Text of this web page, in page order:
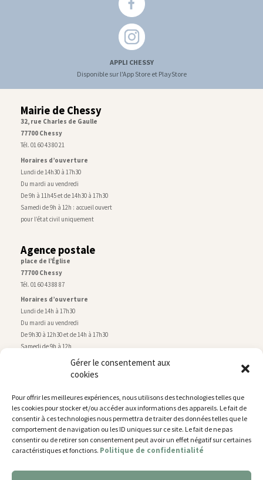
Gérer le consentement aux
cookies
Pour offrir les meilleures expériences, nous utilisons des technologies telles que
les cookies pour stocker et/ou accéder aux informations des appareils. Le fait de
consentir à ces technologies nous permettra de traiter des données telles que le
comportement de navigation ou les ID uniques sur ce site. Le fait de ne pas
consentir ou de retirer son consentement peut avoir un effet négatif sur certaines
caractéristiques et fonctions. Politique de confidentialité
APPLI CHESSY
Disponible sur l'App Store et PlayStore
Mairie de Chessy
32, rue Charles de Gaulle
77700 Chessy
Tél. 01 60 43 80 21
Horaires d’ouverture
Lundi de 14h30 à 17h30
Du mardi au vendredi
De 9h à 11h45 et de 14h30 à 17h30
Samedi de 9h à 12h : accueil ouvert
pour l’état civil uniquement
Agence postale
place de l’Église
77700 Chessy
Tél. 01 60 43 88 87
Horaires d’ouverture
Lundi de 14h à 17h30
Du mardi au vendredi
De 9h30 à 12h30 et de 14h à 17h30
Samedi de 9h à 12h
Service technique
rue de Montry–77700 Chessy
Tél. 01 60 43 52 63
Horaires d’ouverture
Lundi, mardi et jeudi
De 9h à 11h45 et de 14h30 à 17h30